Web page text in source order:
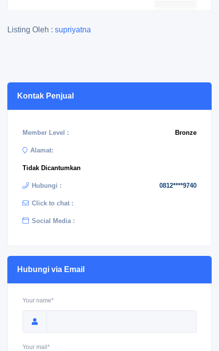
Listing Oleh : supriyatna
Kontak Penjual
Member Level : Bronze
Alamat:
Tidak Dicantumkan
Hubungi : 0812****9740
Click to chat :
Social Media :
Hubungi via Email
Your name*
Your mail*